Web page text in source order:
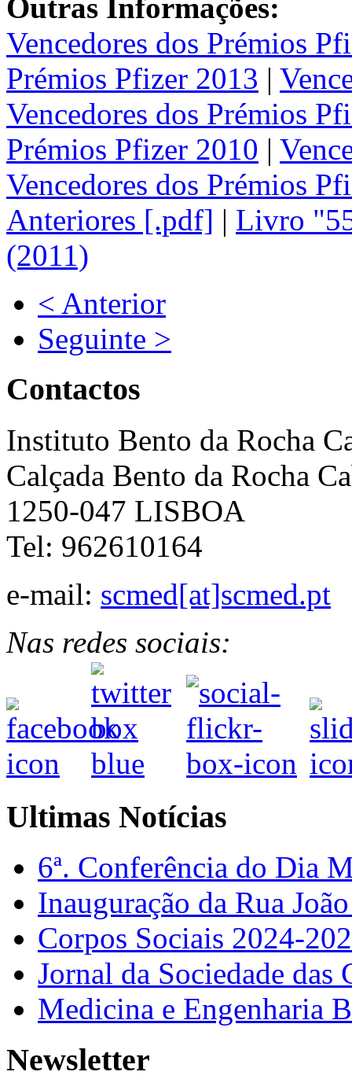
Outras Informações:
Vencedores dos Prémios
Prémios Pfizer 2013 |
Vencedores dos Prémios
Prémios Pfizer 2010 |
Vencedores dos Prémios
Anteriores [.pdf] | Livro
(2011)
< Anterior
Seguinte >
Contactos
Instituto Bento da Rocha
Calçada Bento da Rocha
1250-047 LISBOA
Tel: 962610164
e-mail: scmed[at]scmed.pt
Nas redes sociais:
Ultimas Notícias
6ª. Conferência do Dia
Inauguração da Rua
Corpos Sociais 2024-
Jornal da Sociedade
Medicina e Engenharia
Newsletter